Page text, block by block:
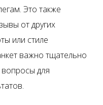
Это также
от других
или стиле
важно тщательно
для